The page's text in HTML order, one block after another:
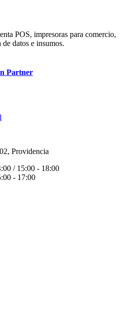
POS, impresoras para comercio,
datos e insumos.
Partner
Providencia
/ 15:00 - 18:00
- 17:00